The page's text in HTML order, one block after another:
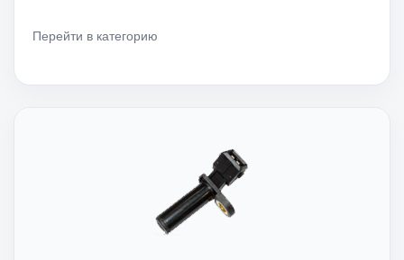
Перейти в категорию